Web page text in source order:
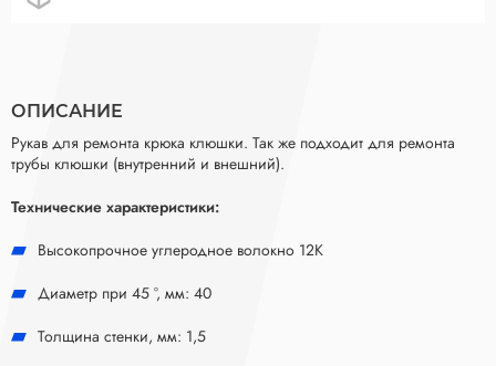
ОПИСАНИЕ
Рукав для ремонта крюка клюшки. Так же подходит для ремонта
трубы клюшки (внутренний и внешний).
Технические характеристики:
Высокопрочное углеродное волокно 12К
Диаметр при 45 °, мм: 40
Толщина стенки, мм: 1,5